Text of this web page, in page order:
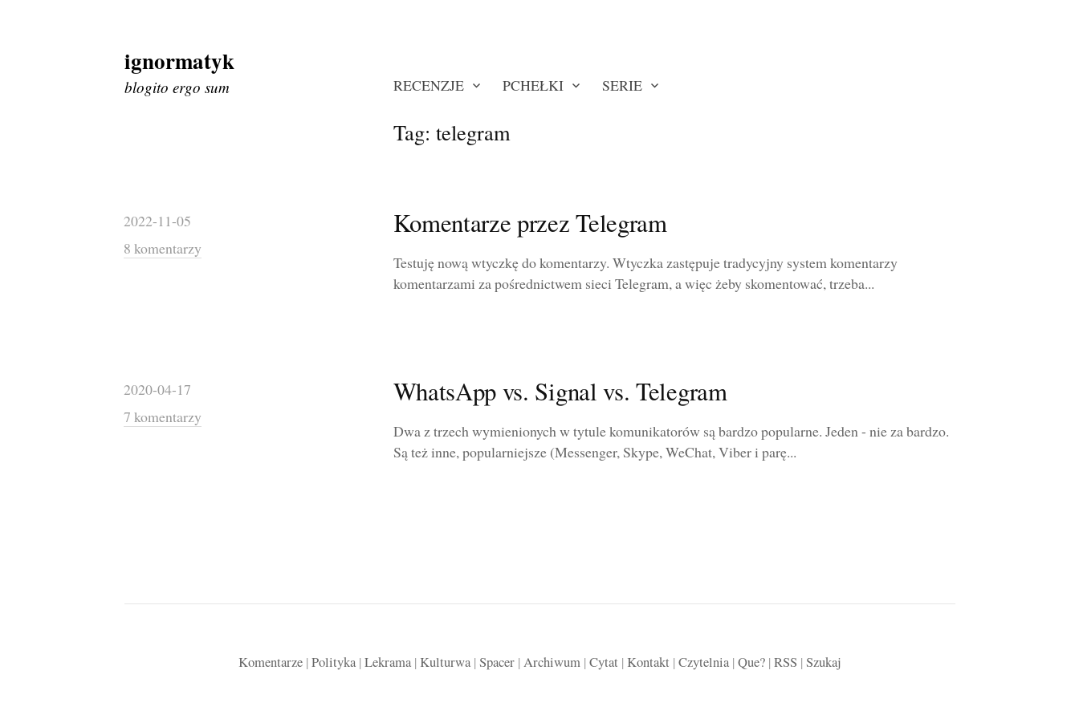
Skip
to
content
ignormatyk
blogito ergo sum RECENZJE PCHEŁKI SERIE
Tag: telegram
2022-11-05
8 komentarzy
Komentarze przez Telegram
Testuję nową wtyczkę do komentarzy. Wtyczka zastępuje tradycyjny system komentarzy
komentarzami za pośrednictwem sieci Telegram, a więc żeby skomentować, trzeba...
2020-04-17
7 komentarzy
WhatsApp vs. Signal vs. Telegram
Dwa z trzech wymienionych w tytule komunikatorów są bardzo popularne. Jeden - nie za bardzo.
Są też inne, popularniejsze (Messenger, Skype, WeChat, Viber i parę...
Komentarze| Polityka| Lekrama| Kulturwa| Spacer| Archiwum| Cytat| Kontakt| Czytelnia| Que?| RSS | Szukaj